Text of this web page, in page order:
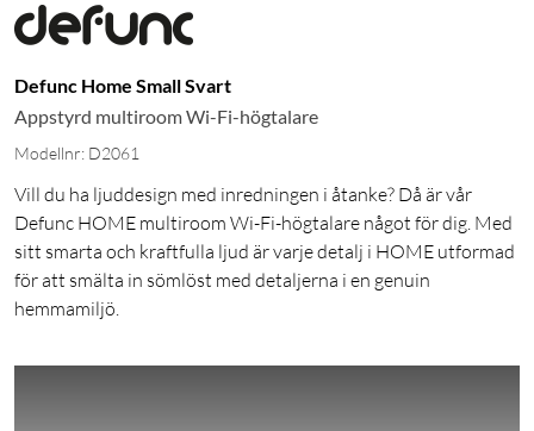
Defunc Home Small Svart
Appstyrd multiroom Wi-Fi-högtalare
Modellnr: D2061
Vill du ha ljuddesign med inredningen i åtanke? Då är vår
Defunc HOME multiroom Wi-Fi-högtalare något för dig. Med
sitt smarta och kraftfulla ljud är varje detalj i HOME utformad
för att smälta in sömlöst med detaljerna i en genuin
hemmamiljö.